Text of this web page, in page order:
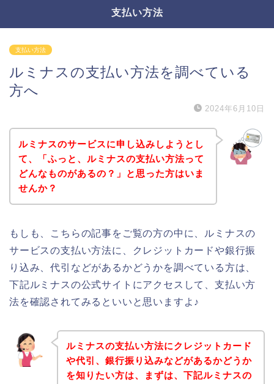
支払い方法
支払い方法
ルミナスの支払い方法を調べている
方へ
2024年6月10日
ルミナスのサービスに申し込みしようとし
て、「ふっと、ルミナスの支払い方法って
どんなものがあるの？」と思った方はいま
せんか？
もしも、こちらの記事をご覧の方の中に、ルミナスの
サービスの支払い方法に、クレジットカードや銀行振
り込み、代引などがあるかどうかを調べている方は、
下記ルミナスの公式サイトにアクセスして、支払い方
法を確認されてみるといいと思いますよ♪
ルミナスの支払い方法にクレジットカード
や代引、銀行振り込みなどがあるかどうか
を知りたい方は、まずは、下記ルミナスの